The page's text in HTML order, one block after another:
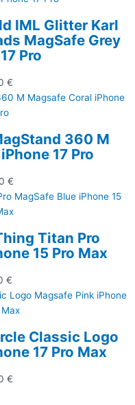
IML Glitter Karl
MagSafe Grey
Pro
€
360 M
17 Pro
€
Titan Pro
15 Pro Max
€
Classic Logo
17 Pro Max
€